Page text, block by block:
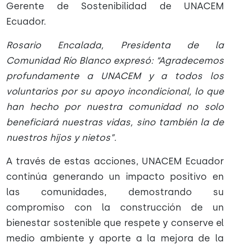
Gerente de Sostenibilidad de UNACEM
Ecuador.
Rosario Encalada, Presidenta de la
Comunidad Río Blanco expresó: “Agradecemos
profundamente a UNACEM y a todos los
voluntarios por su apoyo incondicional, lo que
han hecho por nuestra comunidad no solo
beneficiará nuestras vidas, sino también la de
nuestros hijos y nietos”.
A través de estas acciones, UNACEM Ecuador
continúa generando un impacto positivo en
las comunidades, demostrando su
compromiso con la construcción de un
bienestar sostenible que respete y conserve el
medio ambiente y aporte a la mejora de la